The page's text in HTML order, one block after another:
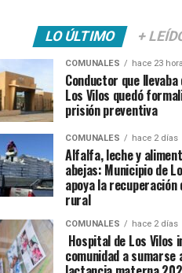
LO ÚLTIMO +
COMUNALES hace 23
Conductor que
Los Vilos quedó
prisión preventiva
COMUNALES hace 2 días
Alfalfa, leche y
abejas: Municipio de
apoya la recuperación
rural
COMUNALES hace 2 días
Hospital de Los Vilos
comunidad a sumarse